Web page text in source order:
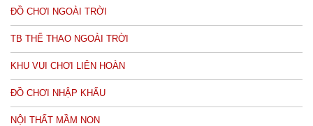
ĐỒ CHƠI NGOÀI TRỜI
TB THỂ THAO NGOÀI TRỜI
KHU VUI CHƠI LIÊN HOÀN
ĐỒ CHƠI NHẬP KHẨU
NỘI THẤT MẦM NON